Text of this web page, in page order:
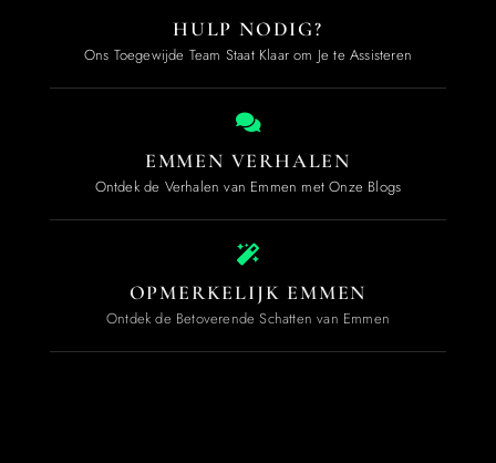
HULP NODIG?
Ons Toegewijde Team Staat Klaar om Je te Assisteren
EMMEN VERHALEN
Ontdek de Verhalen van Emmen met Onze Blogs
OPMERKELIJK EMMEN
Ontdek de Betoverende Schatten van Emmen